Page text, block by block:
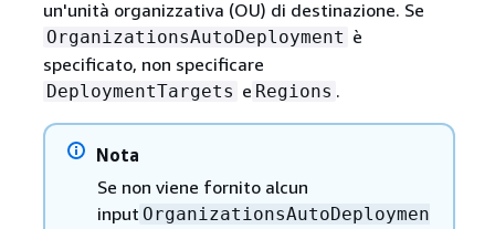
un'unità organizzativa (OU) di destinazione. Se
OrganizationsAutoDeployment è
specificato, non specificare
DeploymentTargets e Regions .
Nota
Se non viene fornito alcun
input OrganizationsAutoDeploymen